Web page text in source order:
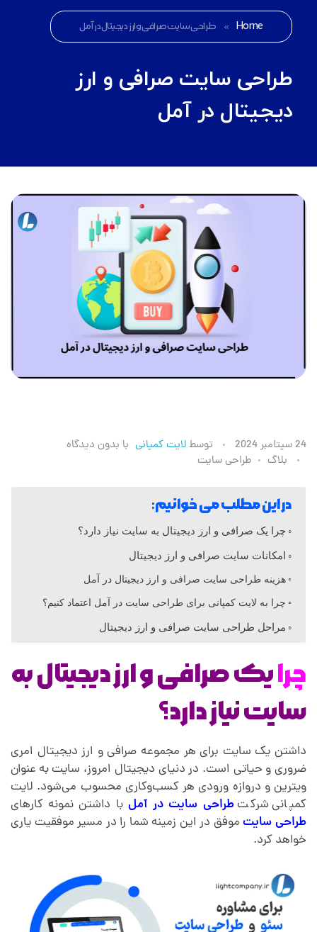
Home
» طراحی سایت صرافی و ارز دیجیتال در آمل
طراحی سایت صرافی و ارز
دیجیتال در آمل
ط
ی
ا
ی
ت
ص
ر
24 سپتامبر 2024 توسطلایت کمپانی با بدون دیدگاه
بلاگ
طراحی سایت
در این مطلب می خوانیم:
چرا یک صرافی و ارز دیجیتال به سایت نیاز دارد؟
امکانات سایت صرافی و ارز دیجیتال
هزینه طراحی سایت صرافی و ارز دیجیتال در آمل
چرا به لایت کمپانی برای طراحی سایت در آمل اعتماد کنیم؟
مراحل طراحی سایت صرافی و ارز دیجیتال
چرایک صرافی و ارز دیجیتال به
سایت نیاز دارد؟
داشتن یک سایت برای هر مجموعه صرافی و ارز دیجیتال امری
ضروری و حیاتی است. در دنیای دیجیتال امروز، سایت به عنوان
ویترین و دروازه ورودی هر کسب‌وکاری محسوب می‌شود. لایت
کمپانی شرکتطراحی سایت در آمل با داشتن نمونه کارهای
طراحی سایتموفق در این زمینه شما را در مسیر موفقیت یاری
خواهد کرد.